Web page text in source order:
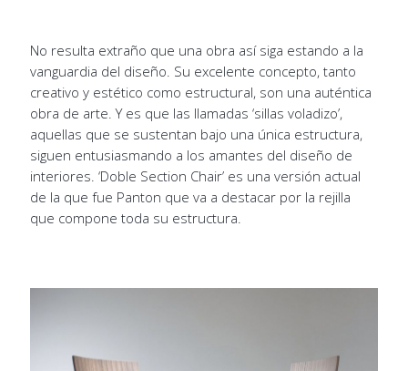
No resulta extraño que una obra así siga estando a la
vanguardia del diseño. Su excelente concepto, tanto
creativo y estético como estructural, son una auténtica
obra de arte. Y es que las llamadas ‘sillas voladizo’,
aquellas que se sustentan bajo una única estructura,
siguen entusiasmando a los amantes del diseño de
interiores. ‘Doble Section Chair’ es una versión actual
de la que fue Panton que va a destacar por la rejilla
que compone toda su estructura.